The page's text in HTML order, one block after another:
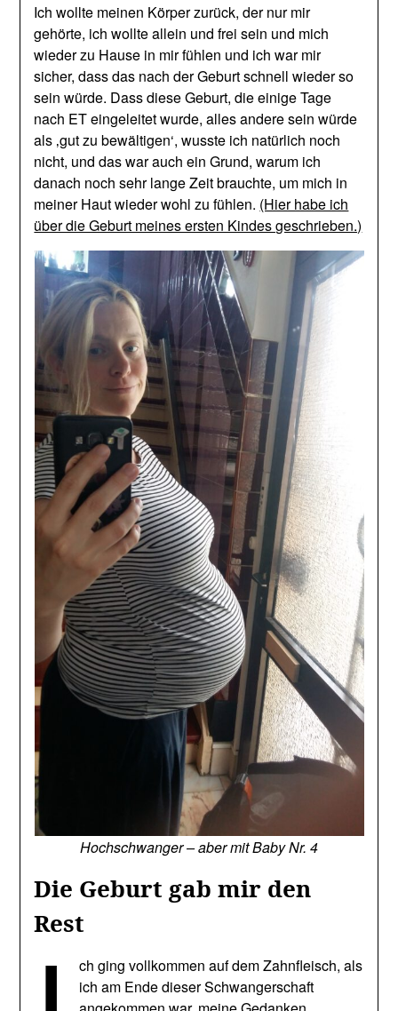
Ich wollte meinen Körper zurück, der nur mir
gehörte, ich wollte allein und frei sein und mich
wieder zu Hause in mir fühlen und ich war mir
sicher, dass das nach der Geburt schnell wieder so
sein würde. Dass diese Geburt, die einige Tage
nach ET eingeleitet wurde, alles andere sein würde
als ‚gut zu bewältigen‘, wusste ich natürlich noch
nicht, und das war auch ein Grund, warum ich
danach noch sehr lange Zeit brauchte, um mich in
meiner Haut wieder wohl zu fühlen. (Hier habe ich
über die Geburt meines ersten Kindes geschrieben.)
Hochschwanger – aber mit Baby Nr. 4
Die Geburt gab mir den
Rest
ch ging vollkommen auf dem Zahnfleisch, als
ich am Ende dieser Schwangerschaft